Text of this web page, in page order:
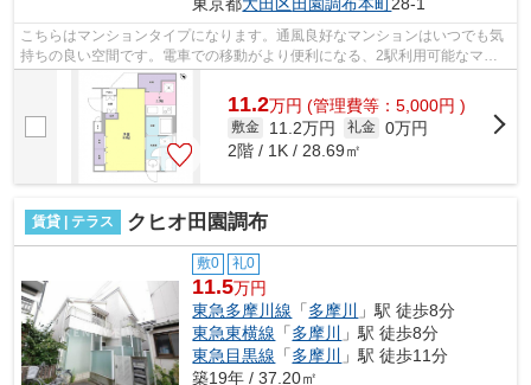
東京都大田区田園調布本町28-1
こちらはマンションタイプになります。通風良好なマンションはいつでも気
持ちの良い空間です。電車での移動がより便利になる、2駅利用可能なマン
ションです。徒歩1分で駅にアクセスで...
11.2万円 (管理費等：5,000円 )
敷金 11.2万円 礼金 0万円
2階 / 1K / 28.69㎡
賃貸 | テラス クヒオ田園調布
敷0 礼0
11.5万円
東急多摩川線 「多摩川
」駅 徒歩8分
東急東横線 「多摩川
」駅 徒歩8分
東急目黒線 「多摩川
」駅 徒歩11分
築19年 / 37.20㎡